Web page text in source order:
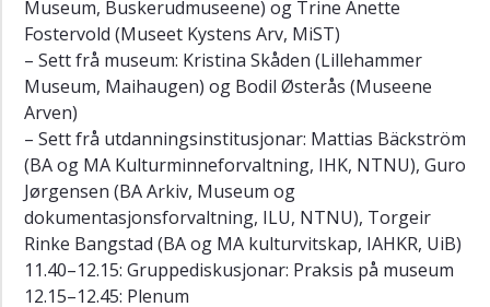
Museum, Buskerudmuseene) og Trine Anette
Fostervold (Museet Kystens Arv, MiST)
– Sett frå museum: Kristina Skåden (Lillehammer
Museum, Maihaugen) og Bodil Østerås (Museene
Arven)
– Sett frå utdanningsinstitusjonar: Mattias Bäckström
(BA og MA Kulturminneforvaltning, IHK, NTNU), Guro
Jørgensen (BA Arkiv, Museum og
dokumentasjonsforvaltning, ILU, NTNU), Torgeir
Rinke Bangstad (BA og MA kulturvitskap, IAHKR, UiB)
11.40–12.15: Gruppediskusjonar: Praksis på museum
12.15–12.45: Plenum